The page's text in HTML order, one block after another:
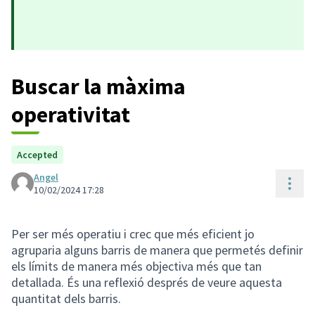
Buscar la màxima
operativitat
Accepted
Angel
10/02/2024 17:28
Per ser més operatiu i crec que més eficient jo
agruparia alguns barris de manera que permetés definir
els límits de manera més objectiva més que tan
detallada. És una reflexió després de veure aquesta
quantitat dels barris.